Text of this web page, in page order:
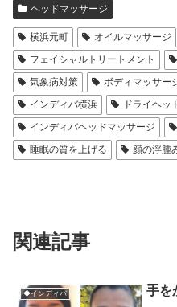
ヘッドマッサージ
横浜元町 オイルマッサージ
フェイシャルトリートメント
気象病対策
ボディマッサー
インディバ横浜
ドライヘッ
インディバヘッドマッサージ
睡眠の質を上げる
顔の浮腫
関連記事
◆インディバ 手を